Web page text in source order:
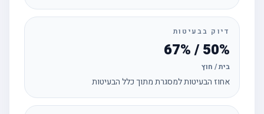
דיוק בבעיטות
50% / 67%
בית / חוץ
אחוז הבעיטות למסגרת מתוך כלל הבעיטות